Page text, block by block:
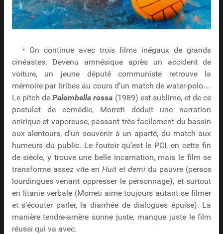
• On continue avec trois films inégaux de grands
cinéastes. Devenu amnésique après un accident de
voiture, un jeune député communiste retrouve la
mémoire par bribes au cours d’un match de water-polo…
Le pitch dePalombella rossa (1989) est sublime, et de ce
postulat de comédie, Morreti déduit une narration
onirique et vaporeuse, passant très facilement du bassin
aux alentours, d’un souvenir à un aparté, du match aux
humeurs du public. Le foutoir qu’est le PCI, en cette fin
de siècle, y trouve une belle incarnation, mais le film se
transforme assez vite en Huit et demidu pauvre (persos
lourdingues venant oppresser le personnage), et surtout
en litanie verbale (Morreti aime toujours autant se filmer
et s’écouter parler, la diarrhée de dialogues épuise). La
manière tendre-amère sonne juste, manque juste le film
réussi qui va avec.